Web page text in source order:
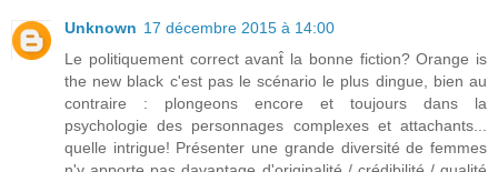
Unknown 17 décembre 2015 à 14:00
Le politiquement correct avant̂ la bonne fiction? Orange is
the new black c'est pas le scénario le plus dingue, bien au
contraire : plongeons encore et toujours dans la
psychologie des personnages complexes et attachants...
quelle intrigue! Présenter une grande diversité de femmes